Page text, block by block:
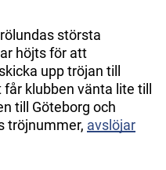
största
höjts för att
upp tröjan till
klubben vänta lite till
till Göteborg och
tröjnummer, avslöjar